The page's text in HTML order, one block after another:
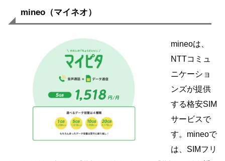
mineo（マイネオ）
mineoは、
NTTコミュ
ニケーショ
ンズが提供
する格安SIM
サービスで
す。mineoで
は、SIMフリ